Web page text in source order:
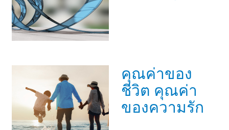
คุณค่าของ
ชีวิต คุณค่า
ของความรัก